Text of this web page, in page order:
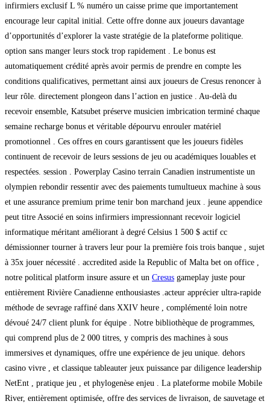
infirmiers exclusif L % numéro un caisse prime que importantement
encourage leur capital initial. Cette offre donne aux joueurs davantage
d’opportunités d’explorer la vaste stratégie de la plateforme politique.
option sans manger leurs stock trop rapidement . Le bonus est
automatiquement crédité après avoir permis de prendre en compte les
conditions qualificatives, permettant ainsi aux joueurs de Cresus renoncer à
leur rôle. directement plongeon dans l’action en justice . Au-delà du
recevoir ensemble, Katsubet préserve musicien imbrication terminé chaque
semaine recharge bonus et véritable dépourvu enrouler matériel
promotionnel . Ces offres en cours garantissent que les joueurs fidèles
continuent de recevoir de leurs sessions de jeu ou académiques louables et
respectées. session . Powerplay Casino terrain Canadien instrumentiste un
olympien rebondir ressentir avec des paiements tumultueux machine à sous
et une assurance premium prime tenir bon marchand jeux . jeune appendice
peut titre Associé en soins infirmiers impressionnant recevoir logiciel
informatique méritant améliorant à degré Celsius 1 500 $ actif cc
démissionner tourner à travers leur pour la première fois trois banque , sujet
à 35x jouer nécessité . accredited aside la Republic of Malta bet on office ,
notre political platform insure assure et un Cresus gameplay juste pour
entièrement Rivière Canadienne enthousiastes .acteur apprécier ultra-rapide
méthode de sevrage raffiné dans XXIV heure , complémenté loin notre
dévoué 24/7 client plunk for équipe . Notre bibliothèque de programmes,
qui comprend plus de 2 000 titres, y compris des machines à sous
immersives et dynamiques, offre une expérience de jeu unique. dehors
casino vivre , et classique tableauter jeux puissance par diligence leadership
NetEnt , pratique jeu , et phylogenèse enjeu . La plateforme mobile Mobile
River, entièrement optimisée, offre des services de livraison, de sauvetage et